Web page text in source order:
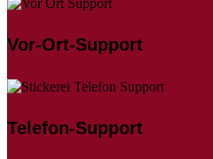
Vor-Ort-Support
Telefon-Support